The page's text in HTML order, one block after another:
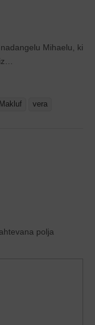
Mihaelu, ki
vera
polja